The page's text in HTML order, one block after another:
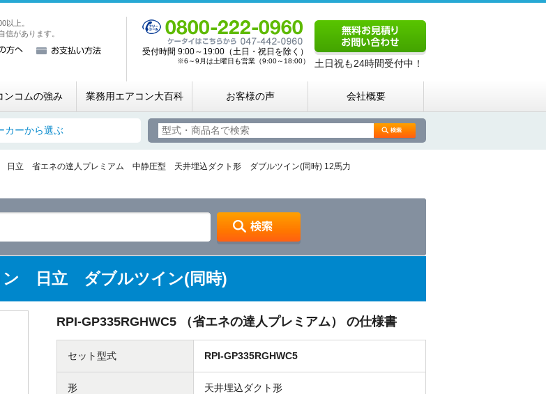
用・店舗用エアコン専門店 エアコンコム
以上。
信があります。
受付時間 9:00～19:00（土日・祝日を除く）
※6～9月は土曜日も営業（9:00～18:00） 土日祝も24時間受付中！
ンコムの強み 業務用エアコン大百科 お客様の声 会社概要
カーから選ぶ
日立 省エネの達人プレミアム 中静圧型 天井埋込ダクト形 ダブルツイン(同時) 12馬力
ン 日立 ダブルツイン(同時)
RPI-GP335RGHWC5 （省エネの達人プレミアム） の仕様書
セット型式 RPI-GP335RGHWC5
形 天井埋込ダクト形